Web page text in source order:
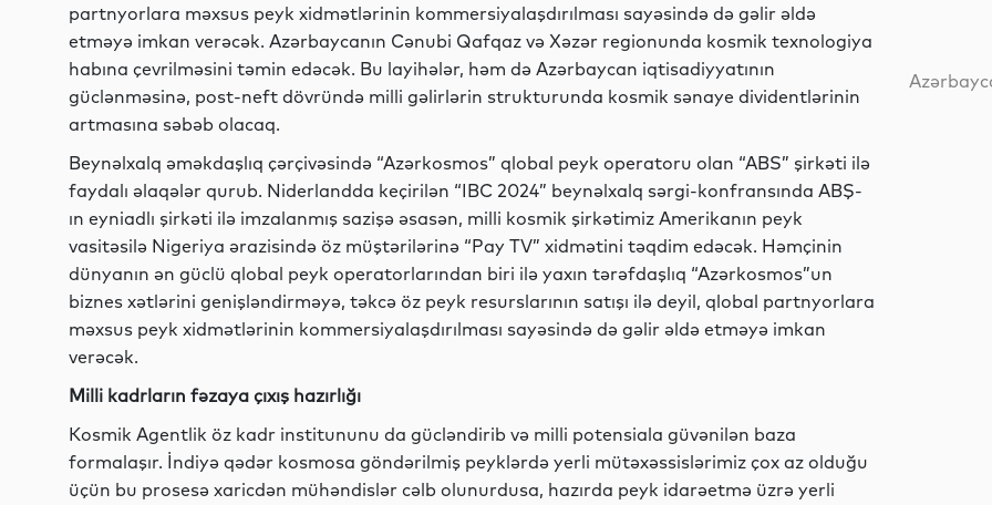
partnyorlara məxsus peyk xidmətlərinin kommersiyalaşdırılması sayəsində də gəlir əldə
etməyə imkan verəcək. Azərbaycanın Cənubi Qafqaz və Xəzər regionunda kosmik texnologiya
habına çevrilməsini təmin edəcək. Bu layihələr, həm də Azərbaycan iqtisadiyyatının
güclənməsinə, post-neft dövründə milli gəlirlərin strukturunda kosmik sənaye dividentlərinin
artmasına səbəb olacaq.
Beynəlxalq əməkdaşlıq çərçivəsində “Azərkosmos” qlobal peyk operatoru olan “ABS” şirkəti ilə
faydalı əlaqələr qurub. Niderlandda keçirilən “IBC 2024” beynəlxalq sərgi-konfransında ABŞ-
ın eyniadlı şirkəti ilə imzalanmış sazişə əsasən, milli kosmik şirkətimiz Amerikanın peyk
vasitəsilə Nigeriya ərazisində öz müştərilərinə “Pay TV” xidmətini təqdim edəcək. Həmçinin
dünyanın ən güclü qlobal peyk operatorlarından biri ilə yaxın tərəfdaşlıq “Azərkosmos”un
biznes xətlərini genişləndirməyə, təkcə öz peyk resurslarının satışı ilə deyil, qlobal partnyorlara
məxsus peyk xidmətlərinin kommersiyalaşdırılması sayəsində də gəlir əldə etməyə imkan
verəcək.
Milli kadrların fəzaya çıxış hazırlığı
Kosmik Agentlik öz kadr institununu da gücləndirib və milli potensiala güvənilən baza
formalaşır. İndiyə qədər kosmosa göndərilmiş peyklərdə yerli mütəxəssislərimiz çox az olduğu
üçün bu prosesə xaricdən mühəndislər cəlb olunurdusa, hazırda peyk idarəetmə üzrə yerli